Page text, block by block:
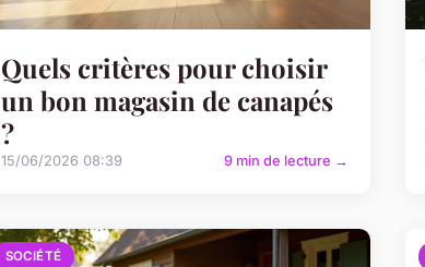
Quels critères pour choisir
un bon magasin de canapés
?
15/06/2026 08:39 9 min de lecture →
SOCIÉTÉ